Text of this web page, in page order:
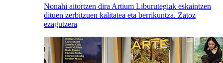
Nonahi aitortzen dira Artium Liburutegiak eskaintzen
dituen zerbitzuen kalitatea eta berrikuntza. Zatoz
ezagutzera